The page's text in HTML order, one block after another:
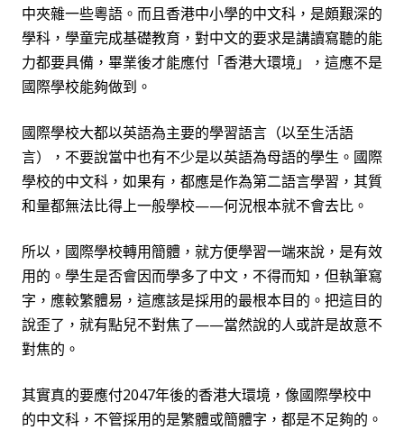
中夾雜一些粵語。而且香港中小學的中文科，是頗艱深的
學科，學童完成基礎教育，對中文的要求是講讀寫聽的能
力都要具備，畢業後才能應付「香港大環境」，這應不是
國際學校能夠做到。
國際學校大都以英語為主要的學習語言（以至生活語
言），不要說當中也有不少是以英語為母語的學生。國際
學校的中文科，如果有，都應是作為第二語言學習，其質
和量都無法比得上一般學校——何況根本就不會去比。
所以，國際學校轉用簡體，就方便學習一端來說，是有效
用的。學生是否會因而學多了中文，不得而知，但執筆寫
字，應較繁體易，這應該是採用的最根本目的。把這目的
說歪了，就有點兒不對焦了——當然說的人或許是故意不
對焦的。
其實真的要應付2047年後的香港大環境，像國際學校中
的中文科，不管採用的是繁體或簡體字，都是不足夠的。